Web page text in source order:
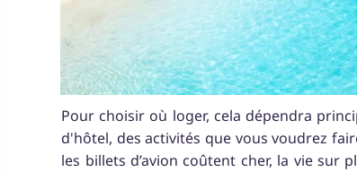
Pour choisir où loger, cela dépendra
d'hôtel, des activités que vous voudrez
les billets d’avion coûtent cher, la vie sur